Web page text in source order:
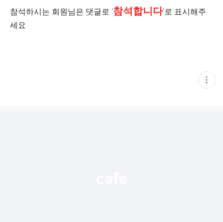
참석하시는 회원님은 댓글로 '참석합니다'로 표시해주
세요
현
재